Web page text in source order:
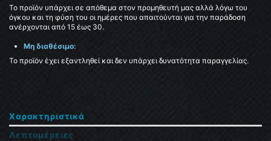
Το προϊόν υπάρχει σε απόθεμα στον προμηθευτή μας αλλά λόγω του
όγκου και τη φύση του οι ημέρες που απαιτούνται για την παράδοση
ανέρχονται από 15 έως 30.
Μη διαθέσιμο:
Το προϊόν έχει εξαντληθεί και δεν υπάρχει δυνατότητα παραγγελίας.
Χαρακτηριστικά
Λεπτομέρειες